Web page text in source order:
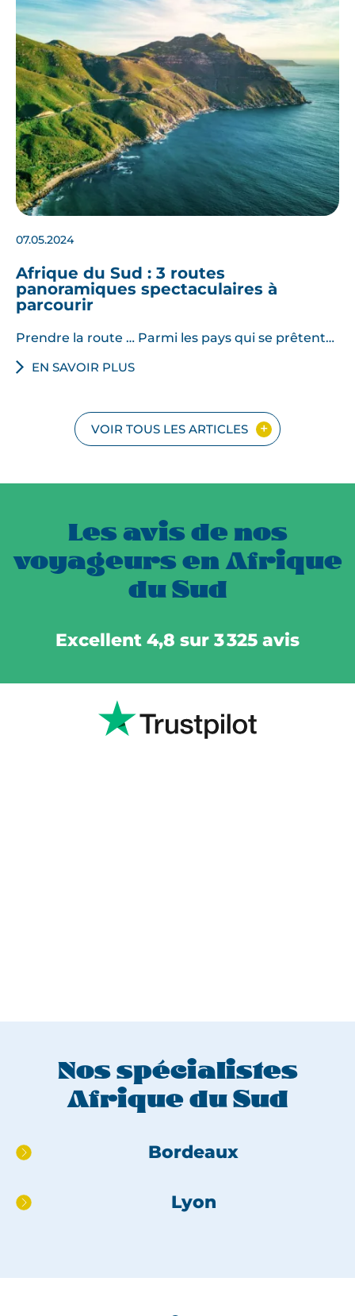
07.05.2024
Afrique du Sud : 3 routes
panoramiques spectaculaires à
parcourir
Prendre la route … Parmi les pays qui se prêtent…
EN SAVOIR PLUS
VOIR TOUS LES ARTICLES
Les avis de nos
voyageurs en Afrique
du Sud
Excellent 4,8 sur 3 325 avis
Nos spécialistes
Afrique du Sud
Aller
directement
pied
Bordeaux
Lyon